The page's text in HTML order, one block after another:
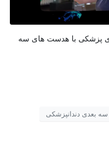
پزشکی با هدست های سه
بعدی دندانپزشکی